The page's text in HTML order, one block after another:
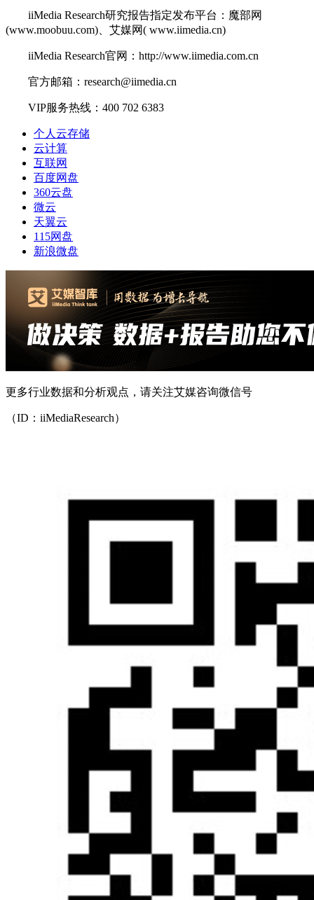
iiMedia Research研究报告指定发布平台：魔部网
(www.moobuu.com)、艾媒网( www.iimedia.cn)
iiMedia Research官网：http://www.iimedia.com.cn
官方邮箱：research@iimedia.cn
VIP服务热线：400 702 6383
个人云存储
云计算
互联网
百度网盘
360云盘
微云
天翼云
115网盘
新浪微盘
更多行业数据和分析观点，请关注艾媒咨询微信号
（ID：iiMediaResearch）